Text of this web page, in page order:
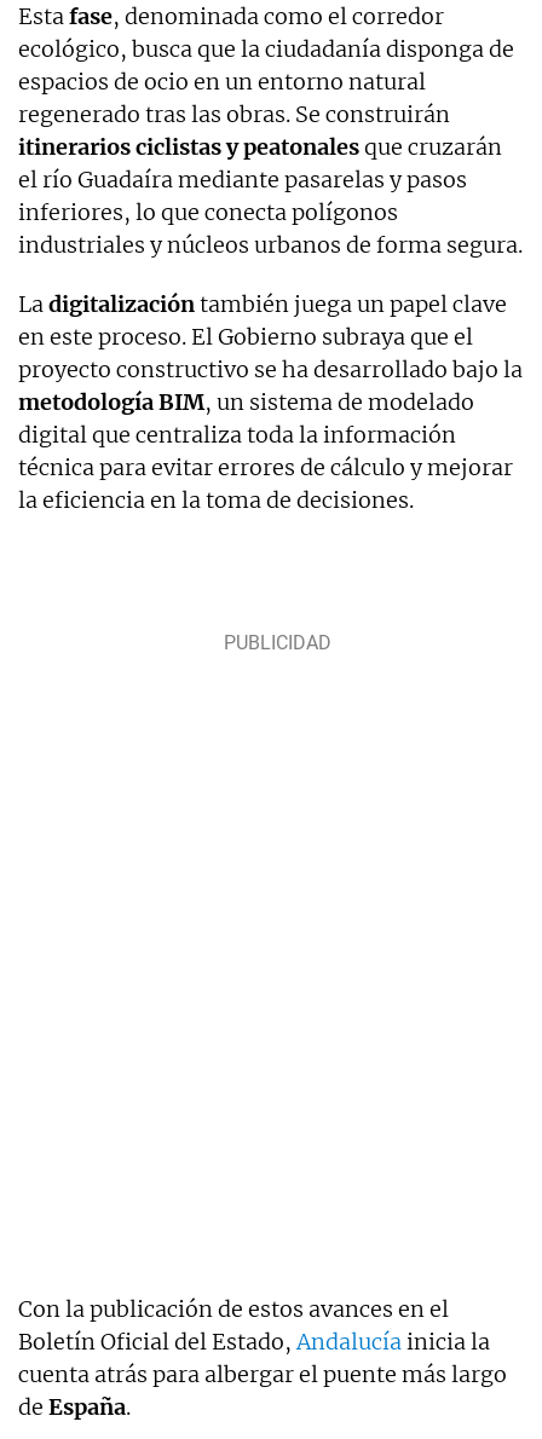
Estafase, denominada como el corredor
ecológico, busca que la ciudadanía disponga de
espacios de ocio en un entorno natural
regenerado tras las obras. Se construirán
itinerarios ciclistas y peatonalesque cruzarán
el río Guadaíra mediante pasarelas y pasos
inferiores, lo que conecta polígonos
industriales y núcleos urbanos de forma segura.
Ladigitalizacióntambién juega un papel clave
en este proceso. El Gobierno subraya que el
proyecto constructivo se ha desarrollado bajo la
metodología BIM, un sistema de modelado
digital que centraliza toda la información
técnica para evitar errores de cálculo y mejorar
la eficiencia en la toma de decisiones.
Con la publicación de estos avances en el
Boletín Oficial del Estado,Andalucíainicia la
cuenta atrás para albergar el puente más largo
de España.